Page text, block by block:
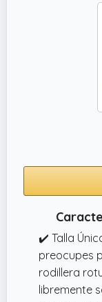
fuerza de
rodilla
✔️ Tamaño.
✔️ la capa
puede
✔️ Talla
preocupes
rodillera
libremente